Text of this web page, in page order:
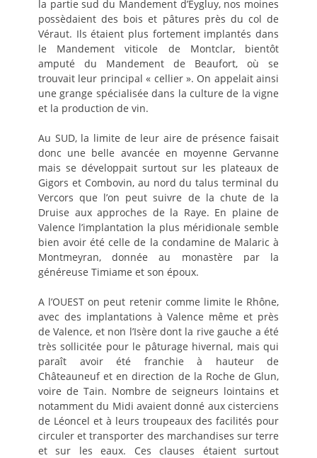
la partie sud du Mandement d’Eygluy, nos moines
possèdaient des bois et pâtures près du col de
Véraut. Ils étaient plus fortement implantés dans
le Mandement viticole de Montclar, bientôt
amputé du Mandement de Beaufort, où se
trouvait leur principal « cellier ». On appelait ainsi
une grange spécialisée dans la culture de la vigne
et la production de vin.
Au SUD, la limite de leur aire de présence faisait
donc une belle avancée en moyenne Gervanne
mais se développait surtout sur les plateaux de
Gigors et Combovin, au nord du talus terminal du
Vercors que l’on peut suivre de la chute de la
Druise aux approches de la Raye. En plaine de
Valence l’implantation la plus méridionale semble
bien avoir été celle de la condamine de Malaric à
Montmeyran, donnée au monastère par la
généreuse Timiame et son époux.
A l’OUEST on peut retenir comme limite le Rhône,
avec des implantations à Valence même et près
de Valence, et non l’Isère dont la rive gauche a été
très sollicitée pour le pâturage hivernal, mais qui
paraît avoir été franchie à hauteur de
Châteauneuf et en direction de la Roche de Glun,
voire de Tain. Nombre de seigneurs lointains et
notamment du Midi avaient donné aux cisterciens
de Léoncel et à leurs troupeaux des facilités pour
circuler et transporter des marchandises sur terre
et sur les eaux. Ces clauses étaient surtout